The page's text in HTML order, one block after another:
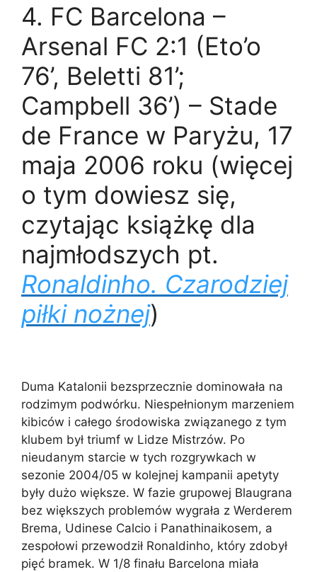
4. FC Barcelona –
Arsenal FC 2:1 (Eto’o
76’, Beletti 81’;
Campbell 36’) – Stade
de France w Paryżu, 17
maja 2006 roku (więcej
o tym dowiesz się,
czytając książkę dla
najmłodszych pt.
Ronaldinho. Czarodziej
piłki nożnej)
Duma Katalonii bezsprzecznie dominowała na
rodzimym podwórku. Niespełnionym marzeniem
kibiców i całego środowiska związanego z tym
klubem był triumf w Lidze Mistrzów. Po
nieudanym starcie w tych rozgrywkach w
sezonie 2004/05 w kolejnej kampanii apetyty
były dużo większe. W fazie grupowej Blaugrana
bez większych problemów wygrała z Werderem
Brema, Udinese Calcio i Panathinaikosem, a
zespołowi przewodził Ronaldinho, który zdobył
pięć bramek. W 1/8 finału Barcelona miała